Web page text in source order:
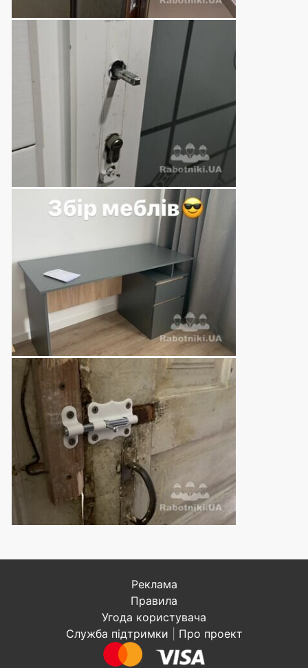
Реклама
Правила
Угода користувача
Служба підтримки
Про проект